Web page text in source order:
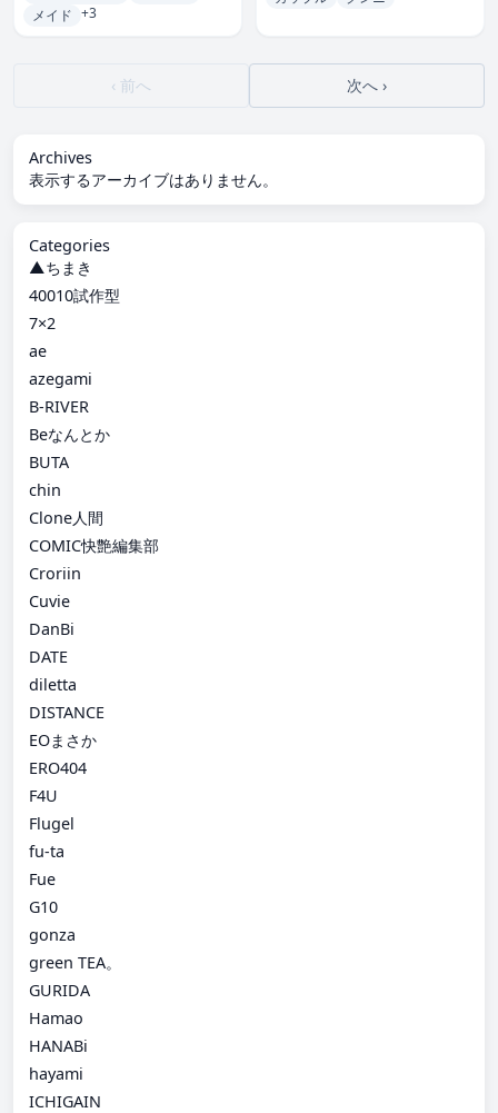
メイド +3
‹ 前へ 次へ ›
Archives
表示するアーカイブはありません。
Categories
▲ちまき
40010試作型
7×2
ae
azegami
B-RIVER
Beなんとか
BUTA
chin
Clone人間
COMIC快艶編集部
Croriin
Cuvie
DanBi
DATE
diletta
DISTANCE
EOまさか
ERO404
F4U
Flugel
fu-ta
Fue
G10
gonza
green TEA。
GURIDA
Hamao
HANABi
hayami
ICHIGAIN